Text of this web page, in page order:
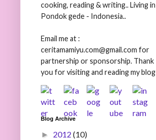
cooking, reading & writing.. Living in
Pondok gede - Indonesia..
Email me at :
ceritamamiyu.com@gmail.com for
partnership or sponsorship. Thank
you for visiting and reading my blog
Blog Archive
► 2012 (10)